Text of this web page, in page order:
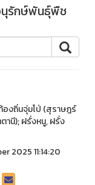
นุรักษ์พันธุ์พืช
งถิ่นจุ่มโป่ (สุราษฎร์
านี); ฝรั่งหนู, ฝรั่ง
2025 11:14:20